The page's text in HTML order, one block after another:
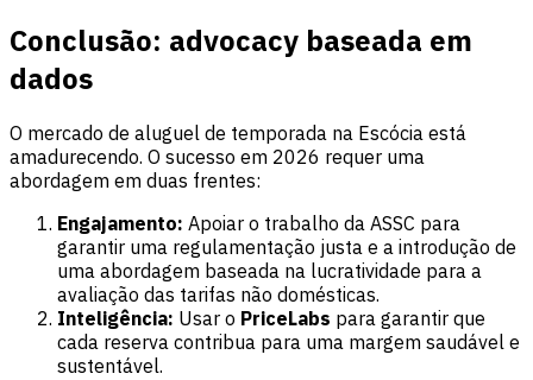
Conclusão: advocacy baseada em
dados
O mercado de aluguel de temporada na Escócia está
amadurecendo. O sucesso em 2026 requer uma
abordagem em duas frentes:
Engajamento: Apoiar o trabalho da ASSC para
garantir uma regulamentação justa e a introdução de
uma abordagem baseada na lucratividade para a
avaliação das tarifas não domésticas.
Inteligência: Usar o PriceLabs para garantir que
cada reserva contribua para uma margem saudável e
sustentável.